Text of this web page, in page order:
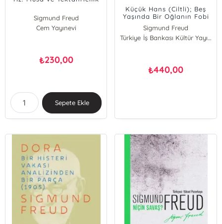
Sigmund Freud
Cem Yayınevi
₺230,00
Sepete Ekle
Küçük Hans (Ciltli); Beş
Yaşında Bir Oğlanın Fobi
Analizi
Sigmund Freud
Türkiye İş Bankası Kültür Yayınları
₺440,00